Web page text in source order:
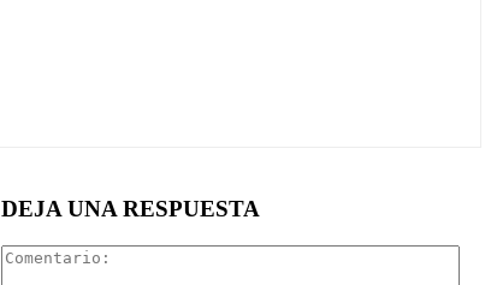
DEJA UNA RESPUESTA